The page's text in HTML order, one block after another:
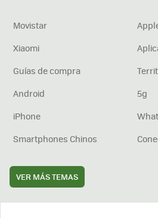
Movistar
Xiaomi
Guías de compra
Android
5g
iPhone
Smartphones Chinos
VER MÁS TEMAS